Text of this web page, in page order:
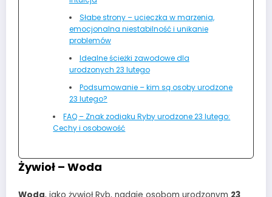
Słabe strony – ucieczka w marzenia,
emocjonalna niestabilność i unikanie
problemów
Idealne ścieżki zawodowe dla
urodzonych 23 lutego
Podsumowanie – kim są osoby urodzone
23 lutego?
FAQ – Znak zodiaku Ryby urodzone 23 lutego:
Cechy i osobowość
Żywioł – Woda